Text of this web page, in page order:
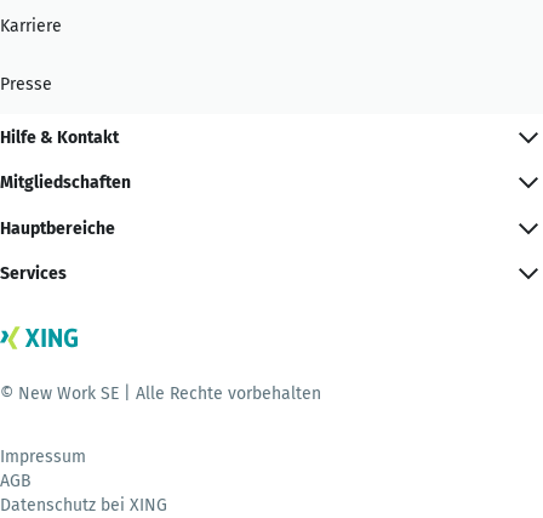
Karriere
Presse
Hilfe & Kontakt
Mitgliedschaften
Hauptbereiche
Services
© New Work SE | Alle Rechte vorbehalten
Impressum
AGB
Datenschutz bei XING